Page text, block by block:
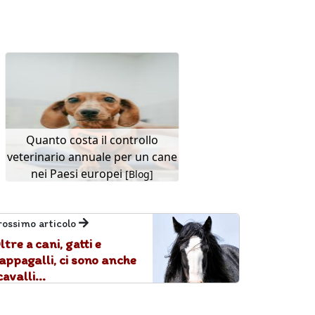
Quanto costa il controllo
veterinario annuale per un cane
nei Paesi europei[Blog]
articolo
a cani, gatti e
ci sono anche